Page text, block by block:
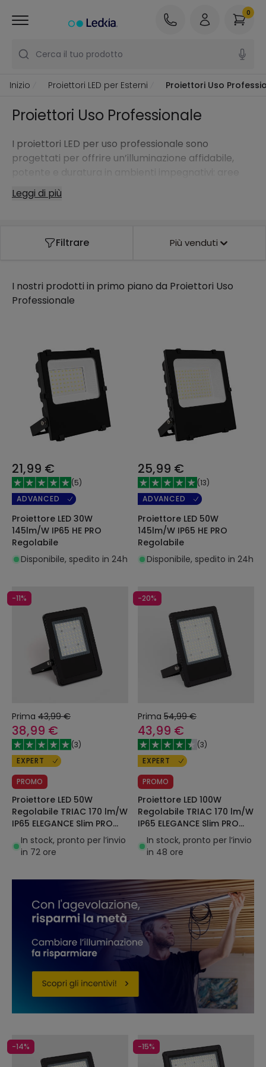
Cerca il tuo prodotto
0
Inizio Proiettori LED per Esterni Proiettori Uso
Proiettori Uso Professionale
I proiettori LED per uso professionale sono
progettati per offrire un’illuminazione affidabile,
potente e duratura in ambienti impegnativi: aree
industriali, magazzini, parcheggi, cantieri, facciate di
edifici professionali o installazioni di grande
Leggi di più
Filtrare Più venduti
I nostri prodotti in primo piano da Proiettori Uso
Professionale
21,99 €
(5)
ADVANCED
Proiettore LED 30W
145lm/W IP65 HE PRO
Regolabile
Disponibile, spedito in 24h
25,99 €
(13)
ADVANCED
Proiettore LED 50W
145lm/W IP65 HE PRO
Regolabile
Disponibile, spedito in 24h
-11%
Prima 43,99 €
38,99 €
(3)
EXPERT
PROMO
Proiettore LED 50W
Regolabile TRIAC 170 lm/W
IP65 ELEGANCE Slim PRO
Nero
In stock, pronto per l’invio
in 72 ore
-20%
Prima 54,99 €
43,99 €
(3)
EXPERT
PROMO
Proiettore LED 100W
Regolabile TRIAC 170 lm/W
IP65 ELEGANCE Slim PRO
Nero
In stock, pronto per l’invio
in 48 ore
-14% -15%